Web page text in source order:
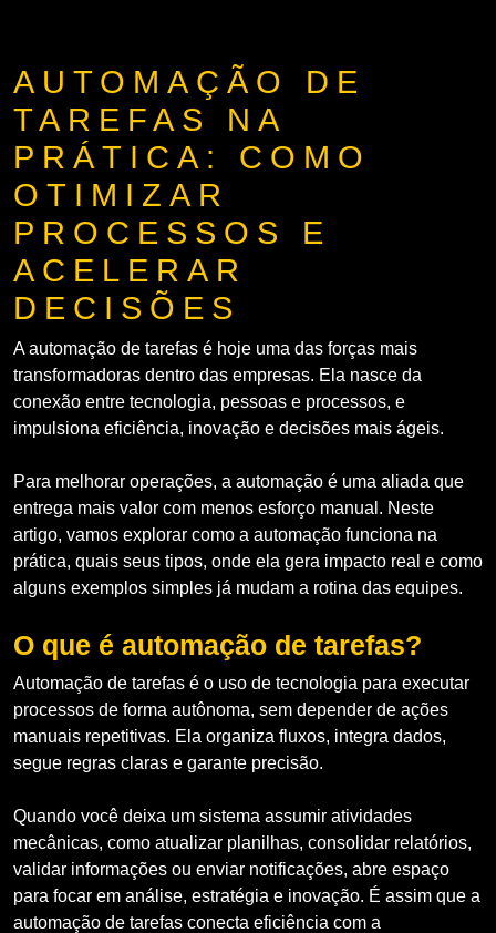
AUTOMAÇÃO DE
TAREFAS NA
PRÁTICA: COMO
OTIMIZAR
PROCESSOS E
ACELERAR
DECISÕES
A automação de tarefas é hoje uma das forças mais
transformadoras dentro das empresas. Ela nasce da
conexão entre tecnologia, pessoas e processos, e
impulsiona eficiência, inovação e decisões mais ágeis.
Para melhorar operações, a automação é uma aliada que
entrega mais valor com menos esforço manual. Neste
artigo, vamos explorar como a automação funciona na
prática, quais seus tipos, onde ela gera impacto real e como
alguns exemplos simples já mudam a rotina das equipes.
O que é automação de tarefas?
Automação de tarefas é o uso de tecnologia para executar
processos de forma autônoma, sem depender de ações
manuais repetitivas. Ela organiza fluxos, integra dados,
segue regras claras e garante precisão.
Quando você deixa um sistema assumir atividades
mecânicas, como atualizar planilhas, consolidar relatórios,
validar informações ou enviar notificações, abre espaço
para focar em análise, estratégia e inovação. É assim que a
automação de tarefas conecta eficiência com a